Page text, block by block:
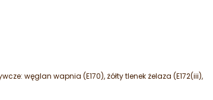
węglan wapnia (E170), żółty tlenek żelaza (E172(iii),